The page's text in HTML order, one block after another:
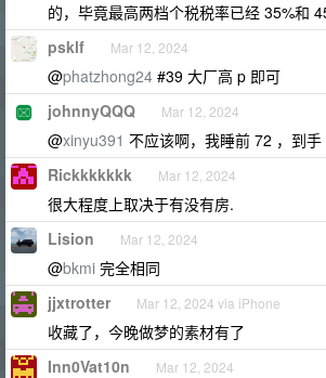
的，毕竟最高两档个税税率已经 35%和
psklf Mar 12, 2024
@phatzhong24 #39 大厂高 p 即可
johnnyQQQ Mar 12, 2024
@xinyu391 不应该啊，我睡前 72 ，到手
Rickkkkkkk Mar 12, 2024
很大程度上取决于有没有房.
Lision Mar 12, 2024
@bkmi 完全相同
jjxtrotter Mar 12, 2024 via iPhone
收藏了，今晚做梦的素材有了
Inn0Vat10n Mar 12, 2024